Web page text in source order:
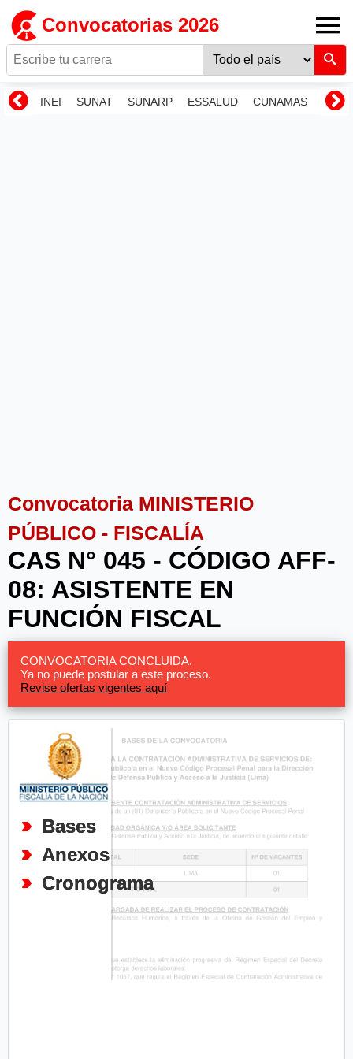
Convocatorias 2026
INEI SUNAT SUNARP ESSALUD CUNAMAS
Convocatoria MINISTERIO
PÚBLICO - FISCALÍA
CAS N° 045 - CÓDIGO AFF-
08: ASISTENTE EN
FUNCIÓN FISCAL
CONVOCATORIA CONCLUIDA.
Ya no puede postular a este proceso.
Revise ofertas vigentes aquí
Bases
Anexos
Cronograma